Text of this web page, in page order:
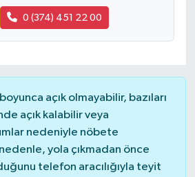
0 (374) 451 22 00
açık olmayabilir, bazıları
açık kalabilir veya
nedeniyle nöbete
yola çıkmadan önce
telefon aracılığıyla teyit